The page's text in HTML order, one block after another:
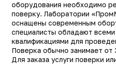
оборудования необходимо
поверку. Лаборатории
оснащены современным
специалисты обладают
квалификациями для
Поверка обычно занимает от
Для заказа услуги поверки